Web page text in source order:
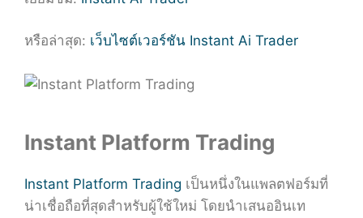
หรือล่าสุด: เว็บไซต์เวอร์ชัน Instant Ai Trader
Instant Platform Trading
Instant Platform Trading เป็นหนึ่งในแพลตฟอร์มที่
น่าเชื่อถือที่สุดสำหรับผู้ใช้ใหม่ โดยนำเสนออินเท